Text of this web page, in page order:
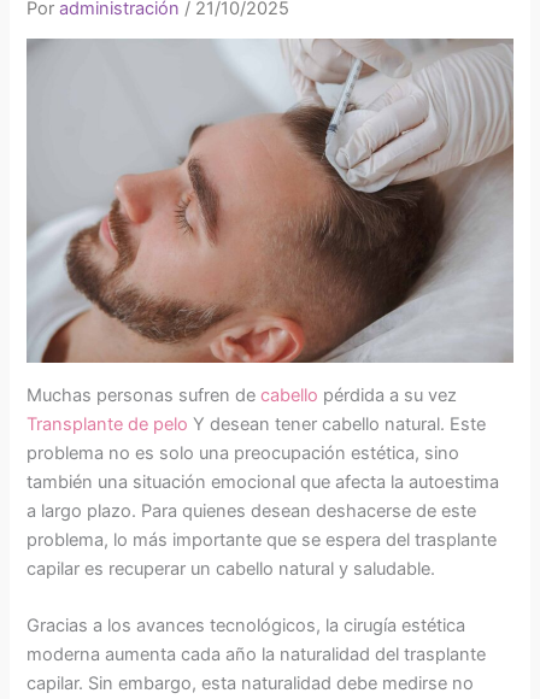
Poradministración / 21/10/2025
Muchas personas sufren decabello pérdida a su vez
Transplante de pelo Y desean tener cabello natural. Este
problema no es solo una preocupación estética, sino
también una situación emocional que afecta la autoestima
a largo plazo. Para quienes desean deshacerse de este
problema, lo más importante que se espera del trasplante
capilar es recuperar un cabello natural y saludable.
Gracias a los avances tecnológicos, la cirugía estética
moderna aumenta cada año la naturalidad del trasplante
capilar. Sin embargo, esta naturalidad debe medirse no